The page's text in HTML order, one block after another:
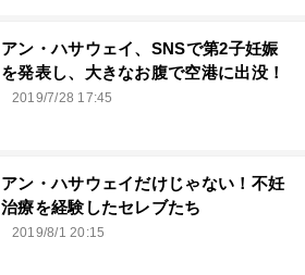
アン・ハサウェイ、SNSで第2子妊娠
を発表し、大きなお腹で空港に出没！
2019/7/28 17:45
アン・ハサウェイだけじゃない！不妊
治療を経験したセレブたち
2019/8/1 20:15